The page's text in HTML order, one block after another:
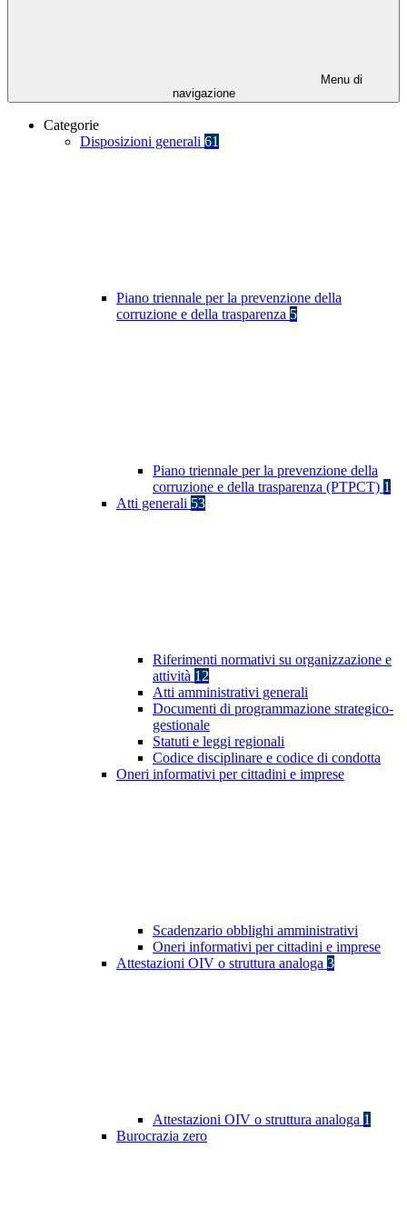
Menu di
navigazione
Categorie
Disposizioni generali 61
Piano triennale per la prevenzione della
corruzione e della trasparenza 5
Piano triennale per la prevenzione della
corruzione e della trasparenza (PTPCT) 1
Atti generali 53
Riferimenti normativi su organizzazione e
attività 12
Atti amministrativi generali
Documenti di programmazione strategico-
gestionale
Statuti e leggi regionali
Codice disciplinare e codice di condotta
Oneri informativi per cittadini e imprese
Scadenzario obblighi amministrativi
Oneri informativi per cittadini e imprese
Attestazioni OIV o struttura analoga 3
Attestazioni OIV o struttura analoga 1
Burocrazia zero